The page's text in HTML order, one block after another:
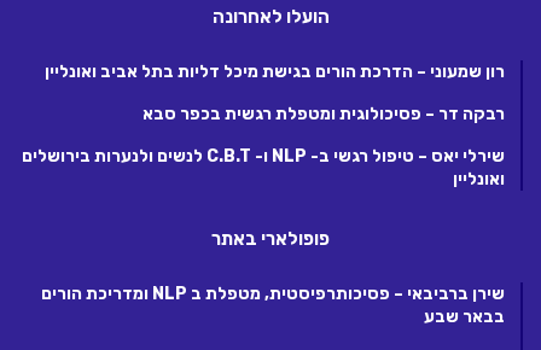
הועלו לאחרונה
רון שמעוני – הדרכת הורים בגישת מיכל דליות בתל אביב ואונליין
רבקה דר – פסיכולוגית ומטפלת רגשית בכפר סבא
שירלי יאס – טיפול רגשי ב- NLP ו- C.B.T לנשים ולנערות בירושלים
ואונליין
פופולארי באתר
שירן ברביבאי – פסיכותרפיסטית, מטפלת ב NLP ומדריכת הורים
בבאר שבע